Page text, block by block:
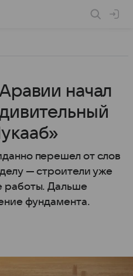
начал
перешел от слов
— строители уже
работы. Дальше
фундамента.